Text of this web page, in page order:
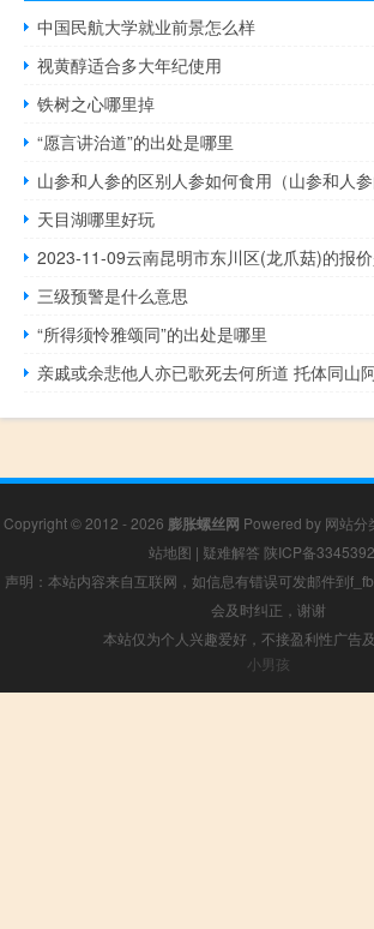
中国民航大学就业前景怎么样
视黄醇适合多大年纪使用
铁树之心哪里掉
“愿言讲治道”的出处是哪里
山参和人参的区别人参如何食用（山参和人参
天目湖哪里好玩
2023-11-09云南昆明市东川区(龙爪菇)的报
三级预警是什么意思
“所得须怜雅颂同”的出处是哪里
亲戚或余悲他人亦已歌死去何所道 托体同山
Copyright © 2012 - 2026 膨胀螺丝网 Powered by 网站分
站地图 | 疑难解答 陕ICP备
声明：本站内容来自互联网，如信息有错误可发邮件到
会及时纠正，谢谢
本站仅为个人兴趣爱好，不接盈利性广告
小男孩